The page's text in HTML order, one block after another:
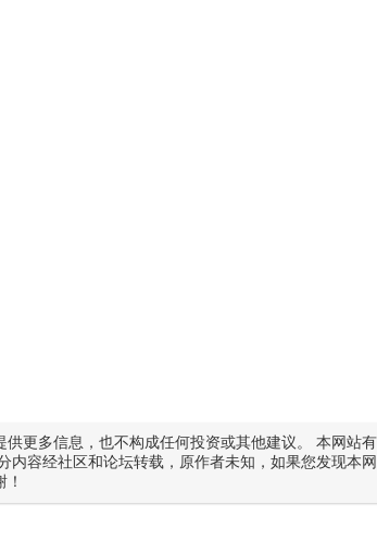
更多信息，也不构成任何投资或其他建议。 本网站
容经社区和论坛转载，原作者未知，如果您发现本